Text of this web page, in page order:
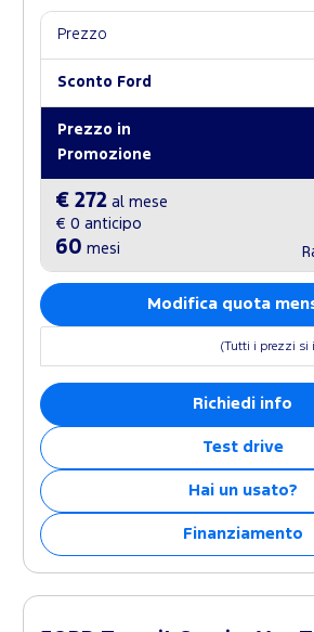
Prezzo
Sconto Ford
Prezzo in
Promozione
€ 272 al mese
€ 0 anticipo
60 mesi
Modifica quota
(Tutti i prezzi si
Richiedi info
Test drive
Hai un usato?
Finanziamento